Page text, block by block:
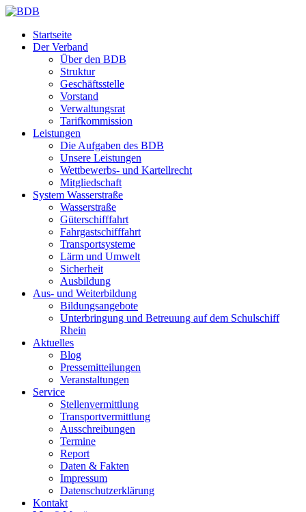
Startseite
Der Verband
Über den BDB
Struktur
Geschäftsstelle
Vorstand
Verwaltungsrat
Tarifkommission
Leistungen
Die Aufgaben des BDB
Unsere Leistungen
Wettbewerbs- und Kartellrecht
Mitgliedschaft
System Wasserstraße
Wasserstraße
Güterschifffahrt
Fahrgastschifffahrt
Transportsysteme
Lärm und Umwelt
Sicherheit
Ausbildung
Aus- und Weiterbildung
Bildungsangebote
Unterbringung und Betreuung auf dem Schulschiff
Rhein
Aktuelles
Blog
Pressemitteilungen
Veranstaltungen
Service
Stellenvermittlung
Transportvermittlung
Ausschreibungen
Termine
Report
Daten & Fakten
Impressum
Datenschutzerklärung
Kontakt